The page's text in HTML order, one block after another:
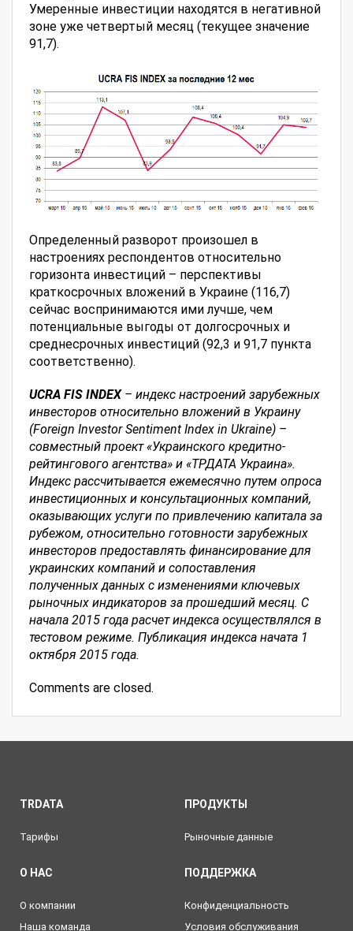
Умеренные инвестиции находятся в негативной
зоне уже четвертый месяц (текущее значение
91,7).
Определенный разворот произошел в
настроениях респондентов относительно
горизонта инвестиций – перспективы
краткосрочных вложений в Украине (116,7)
сейчас воспринимаются ими лучше, чем
потенциальные выгоды от долгосрочных и
среднесрочных инвестиций (92,3 и 91,7 пункта
соответственно).
UCRA FIS INDEX– индекс настроений зарубежных
инвесторов относительно вложений в Украину
(Foreign Investor Sentiment Index in Ukraine)–
совместный проект«Украинского кредитно-
рейтингового агентства»и «ТРДАТА Украина».
Индекс рассчитывается ежемесячно путем опроса
инвестиционных и консультационных компаний,
оказывающих услуги по привлечению капитала за
рубежом, относительно готовности зарубежных
инвесторов предоставлять финансирование для
украинских компаний и сопоставления
полученных данных с изменениями ключевых
рыночных индикаторов за прошедший месяц. С
начала 2015 года расчет индекса осуществлялся в
тестовом режиме. Публикация индекса начата 1
октября 2015 года.
Comments are closed.
TRDATA
Тарифы
ПРОДУКТЫ
Рыночные данные
О НАС
О компании
Наша команда
ПОДДЕРЖКА
Конфиденциальность
Условия обслуживания